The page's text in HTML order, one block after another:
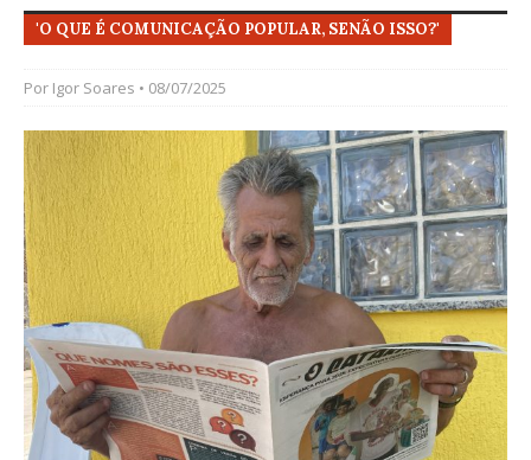
'O QUE É COMUNICAÇÃO POPULAR, SENÃO ISSO?'
Por Igor Soares • 08/07/2025